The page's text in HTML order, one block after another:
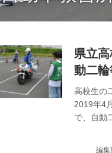
県立
動二
高校生の
2019年4
で、自動
編集